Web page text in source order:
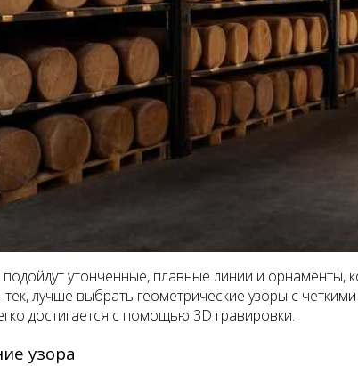
утонченные, плавные линии и
тек, лучше выбрать геометрические узоры с
достигается с помощью 3D гравировки.
узора